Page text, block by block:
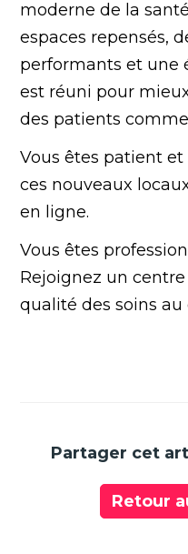
moderne de la
espaces repensés,
performants et une
est réuni pour
des patients
Vous êtes patient
ces nouveaux
en ligne.
Vous êtes
Rejoignez un
qualité des soins
Partager cet
Retour